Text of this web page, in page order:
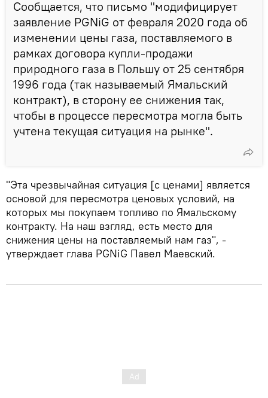
Сообщается, что письмо "модифицирует
заявление PGNiG от февраля 2020 года об
изменении цены газа, поставляемого в
рамках договора купли-продажи
природного газа в Польшу от 25 сентября
1996 года (так называемый Ямальский
контракт), в сторону ее снижения так,
чтобы в процессе пересмотра могла быть
учтена текущая ситуация на рынке".
"Эта чрезвычайная ситуация [с ценами] является
основой для пересмотра ценовых условий, на
которых мы покупаем топливо по Ямальскому
контракту. На наш взгляд, есть место для
снижения цены на поставляемый нам газ", -
утверждает глава PGNiG Павел Маевский.